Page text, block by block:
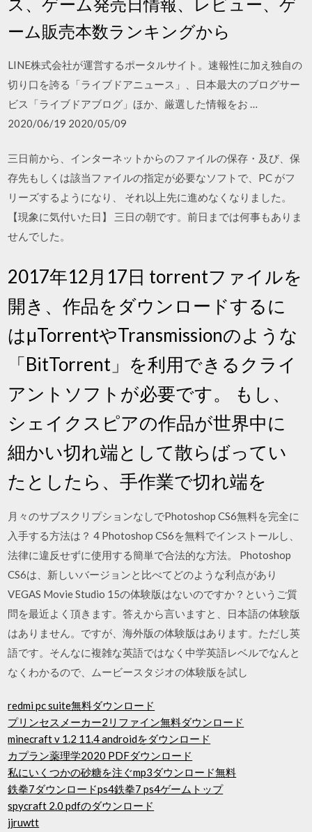
ーム販売本数ランキングから
LINE株式会社が運営するポータルサイト。速報性に加え独自の
切り口を誇る「ライブドアニュース」、日本最大のブログサー
ビス「ライブドアブログ」ほか、厳選した情報をお …
2020/06/19 2020/05/09
三日前から、インターネットからのファイルの保存・及び、保
存先もしくは該当ファイルの指定が必要なソフトで、PC がフ
リーズするようになり、 それ以上先に進めなくなりました。
【現象に気付いた日】 三日の朝です。前日までは何事もありま
せんでした。
2017年12月17日 torrentファイルを
開き、作品をダウンロードするに
はμTorrentやTransmissionのような
「BitTorrent」を利用できるクライ
アントソフトが必要です。 もし、
シェイクスピアの作品が世界中に
細かい切れ端として散らばってい
たとしたら、手作業で切れ端を
月々のサブスクリプションなしでPhotoshop CS6無料を完全に
入手する方法は？ 4 Photoshop CS6を無料でインストールし、
法律に違反せずに使用する簡単で合法的な方法。 Photoshop
CS6は、新しいバージョンと比べてどのような利点があり
VEGAS Movie Studio 15の体験版はないのですか？というご質
問を最近よく頂きます。答えから言いますと、日本語の体験版
はありません。ですが、海外版の体験版はあります。ただし英
語です。そんなに複雑な英語ではなく中学英語レベルでなんと
なくわかるので、ムービースタジオの体験版を試し
redmi pc suite無料ダウンロード
プリンセスメーカー2リファイン無料ダウンロード
minecraft v 1.2 11.4 androidをダウンロード
カプラン薬理学2020 PDFダウンロード
私にいくつかの砂糖を注ぐmp3ダウンロード無料
鉄拳7ダウンロードps4鉄拳7 ps4ゲームトップ
spycraft 2.0 pdfのダウンロード
jjruwtt